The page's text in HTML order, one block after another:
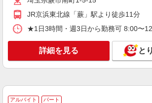
JR京浜東北線「蕨」駅より徒歩11分
★1日3時間・週3日から勤務可 8:00〜
詳細を見る と
アルバイト パート